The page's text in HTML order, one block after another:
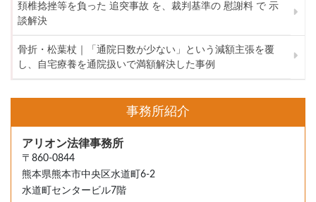
頚椎捻挫等を負った 追突事故 を、裁判基準の 慰謝料 で 示
談解決
骨折・松葉杖｜「通院日数が少ない」という減額主張を覆
し、自宅療養を通院扱いで満額解決した事例
事務所紹介
アリオン法律事務所
〒860-0844
熊本県熊本市中央区水道町6-2
水道町センタービル7階